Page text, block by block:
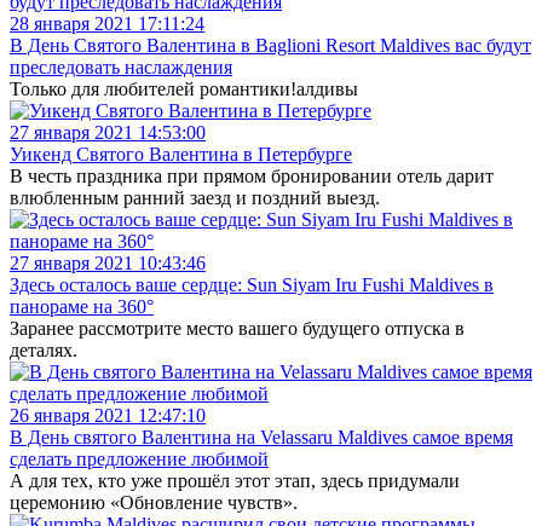
28 января 2021 17:11:24
В День Святого Валентина в Baglioni Resort Maldives вас будут
преследовать наслаждения
Только для любителей романтики!алдивы
27 января 2021 14:53:00
Уикенд Святого Валентина в Петербурге
В честь праздника при прямом бронировании отель дарит
влюбленным ранний заезд и поздний выезд.
27 января 2021 10:43:46
Здесь осталось ваше сердце: Sun Siyam Iru Fushi Maldives в
панораме на 360°
Заранее рассмотрите место вашего будущего отпуска в
деталях.
26 января 2021 12:47:10
В День святого Валентина на Velassaru Maldives самое время
сделать предложение любимой
А для тех, кто уже прошёл этот этап, здесь придумали
церемонию «Обновление чувств».